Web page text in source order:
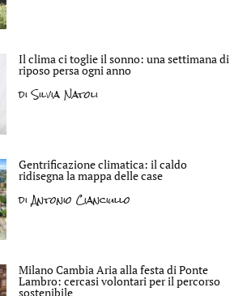
Il clima ci toglie il sonno: una settimana di
riposo persa ogni anno
diSilvia Natoli
Gentrificazione climatica: il caldo
ridisegna la mappa delle case
diAntonio Cianciullo
Milano Cambia Aria alla festa di Ponte
Lambro: cercasi volontari per il percorso
sostenibile